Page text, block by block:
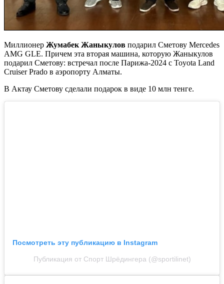
Миллионер Жумабек Жаныкулов подарил Сметову Mercedes
AMG GLE. Причем эта вторая машина, которую Жаныкулов
подарил Сметову: встречал после Парижа-2024 с Toyota Land
Cruiser Prado в аэропорту Алматы.
В Актау Сметову сделали подарок в виде 10 млн тенге.
Посмотреть эту публикацию в Instagram
Публикация от Спорт Шрёдингера (@sportilinet)